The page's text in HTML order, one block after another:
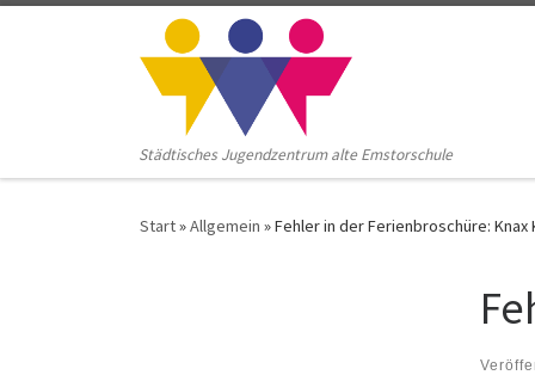
Zum Inhalt springen
Städtisches Jugendzentrum alte Emstorschule
Start»Allgemein »Fehler in der Ferienbroschüre: Knax